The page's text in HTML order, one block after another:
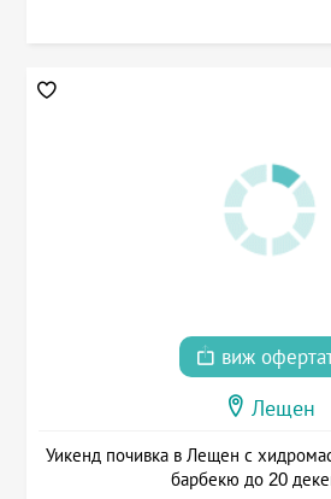
виж
Лещен
Уикенд почивка в Лещен с
барбекю до 20